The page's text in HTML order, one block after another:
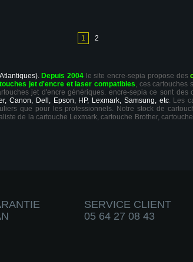
1 2
Depuis 2004 le site encre-sepia propose des
jet d'encre et laser compatibles, ces cartouches
jet d'encre génériques. encre-sepia ce sont des
Canon, Dell, Epson, HP, Lexmark, Samsung, etc. Les
que pour les professionnels. Notre stock de
de la cartouche Lexmark, cartouche Brother,
SERVICE CLIENT
05 64 27 08 43